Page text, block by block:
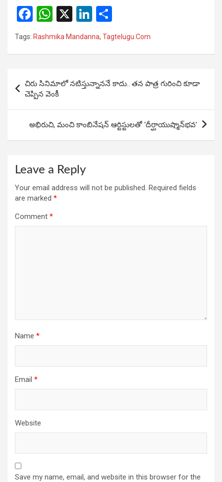
F
a
ce
o
o
k
W
h
at
A
p
p
X
Li
ke
n
h
ar
Tags: Rashmika Mandanna, Tagtelugu.Com
navigation
చిరు సినిమాలో నటిస్తున్నాననే కాదు.. తన పాత్ర గురించి కూడా
చెప్పిన వెంకీ
అభిరుచి, మంచి కాంబినేషన్ ఆర్టిస్టులతో ‘దీర్ఘాయుష్మాన్‌భవ’
Leave a Reply
Your email address will not be published. Required fields
are marked *
Comment *
Name *
Email *
Website
Save my name, email, and website in this browser for the